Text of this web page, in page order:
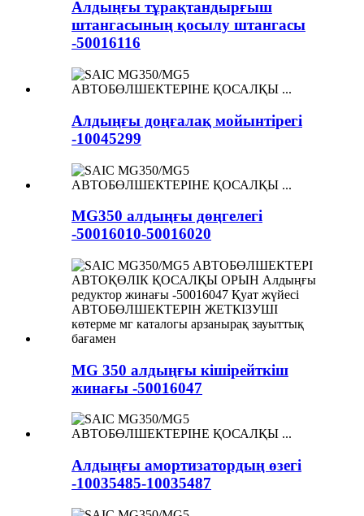
Алдыңғы тұрақтандырғыш
штангасының қосылу штангасы
-50016116
Алдыңғы доңғалақ мойынтірегі
-10045299
MG350 алдыңғы дөңгелегі
-50016010-50016020
MG 350 алдыңғы кішірейткіш
жинағы -50016047
Алдыңғы амортизатордың өзегі
-10035485-10035487